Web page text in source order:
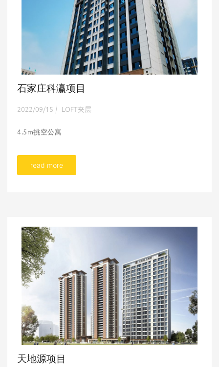
石家庄科瀛项目
2022/09/15 | LOFT夹层
4.5m挑空公寓
read more
天地源项目